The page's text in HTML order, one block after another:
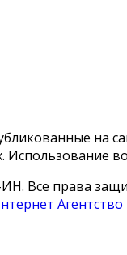
на
Все права
Агентство